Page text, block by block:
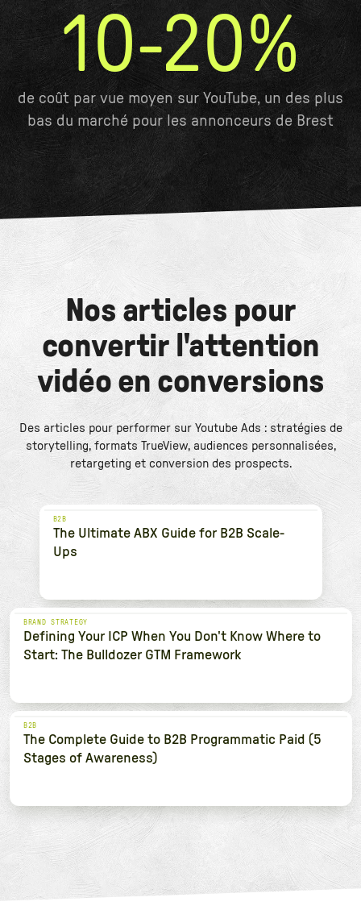
10-20%
de coût par vue moyen sur YouTube, un des plus
bas du marché pour les annonceurs de Brest
Nos articles pour
convertir l'attention
vidéo en conversions
Des articles pour performer sur Youtube Ads : stratégies de
storytelling, formats TrueView, audiences personnalisées,
retargeting et conversion des prospects.
B2B
The Ultimate ABX Guide for B2B Scale-
Ups
BRAND STRATEGY
Defining Your ICP When You Don't Know Where to
Start: The Bulldozer GTM Framework
B2B
The Complete Guide to B2B Programmatic Paid (5
Stages of Awareness)